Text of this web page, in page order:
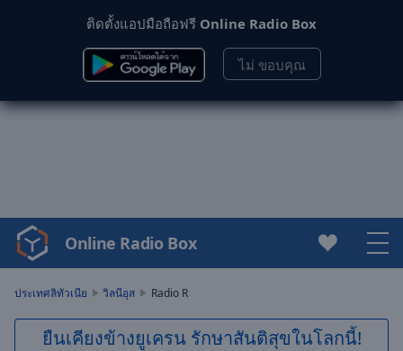
ติดตั้งแอปมือถือฟรี Online Radio Box
ไม่ ขอบคุณ
Video
Player
Online Radio Box
ประเทศลิทัวเนีย วิลนีอุส Radio R
ยืนเคียงข้างยูเครน รักษาสันติสุขในโลกนี้!